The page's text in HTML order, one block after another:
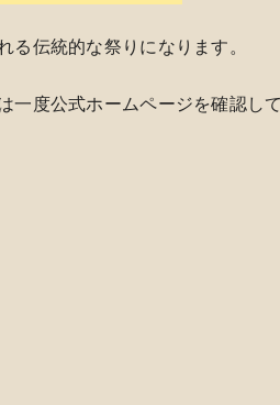
伝統的な祭りになります。
一度公式ホームページを確認し